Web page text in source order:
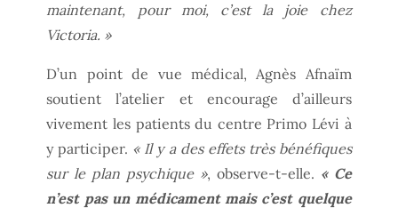
maintenant, pour moi, c’est la joie chez
Victoria. »
D’un point de vue médical, Agnès Afnaïm
soutient l’atelier et encourage d’ailleurs
vivement les patients du centre Primo Lévi à
y participer. « Il y a des effets très bénéfiques
sur le plan psychique », observe-t-elle. « Ce
n’est pas un médicament mais c’est quelque